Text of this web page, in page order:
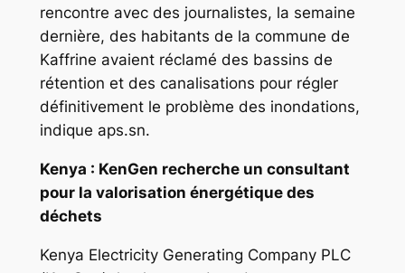
rencontre avec des journalistes, la semaine
dernière, des habitants de la commune de
Kaffrine avaient réclamé des bassins de
rétention et des canalisations pour régler
définitivement le problème des inondations,
indique aps.sn.
Kenya : KenGen recherche un consultant
pour la valorisation énergétique des
déchets
Kenya Electricity Generating Company PLC